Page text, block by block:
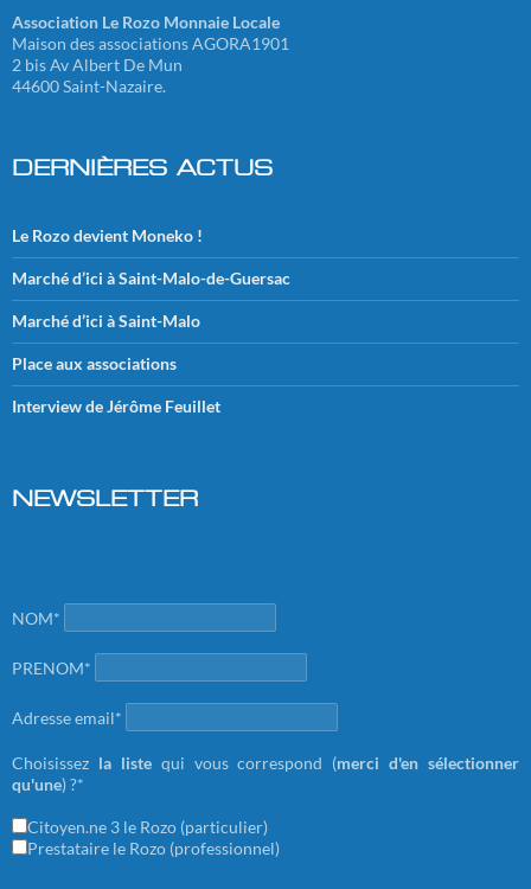
Association Le Rozo Monnaie Locale
Maison des associations AGORA1901
2 bis Av Albert De Mun
44600 Saint-Nazaire.
DERNIÈRES ACTUS
Le Rozo devient Moneko !
Marché d’ici à Saint-Malo-de-Guersac
Marché d’ici à Saint-Malo
Place aux associations
Interview de Jérôme Feuillet
NEWSLETTER
NOM*
PRENOM*
Adresse email*
Choisissez la listequi vous correspond (merci d'en sélectionner
qu'une) ?*
Citoyen.ne 3 le Rozo (particulier)
Prestataire le Rozo (professionnel)